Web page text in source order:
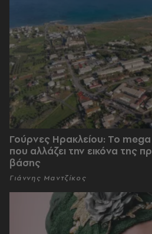
Γούρνες Ηρακλείου: To
που αλλάζει την εικόνα της
βάσης
Γιάννης Μαντζίκος